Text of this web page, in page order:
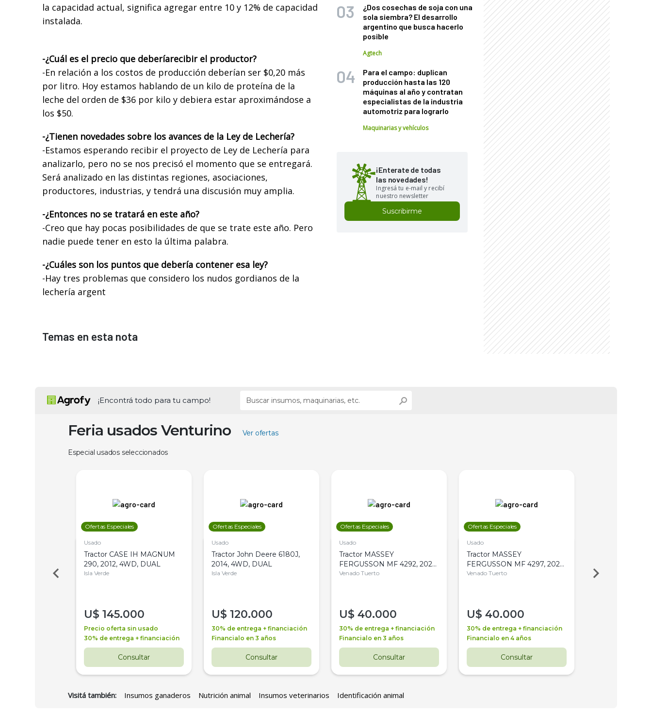
la capacidad actual, significa agregar entre 10 y 12% de capacidad
instalada.
-¿Cuál es el precio que deberíarecibir el productor?
-En relación a los costos de producción deberían ser $0,20 más
por litro. Hoy estamos hablando de un kilo de proteína de la
leche del orden de $36 por kilo y debiera estar aproximándose a
los $50.
-¿Tienen novedades sobre los avances de la Ley de Lechería?
-Estamos esperando recibir el proyecto de Ley de Lechería para
analizarlo, pero no se nos precisó el momento que se entregará.
Será analizado en las distintas regiones, asociaciones,
productores, industrias, y tendrá una discusión muy amplia.
-¿Entonces no se tratará en este año?
-Creo que hay pocas posibilidades de que se trate este año. Pero
nadie puede tener en esto la última palabra.
-¿Cuáles son los puntos que debería contener esa ley?
-Hay tres problemas que considero los nudos gordianos de la
lechería argent
¿Dos cosechas de soja con una
sola siembra? El desarrollo
argentino que busca hacerlo
posible
Agtech
Para el campo: duplican
producción hasta las 120
máquinas al año y contratan
especialistas de la industria
automotriz para lograrlo
Maquinarias y vehículos
¡Enterate de todas
las novedades!
Ingresá tu e-mail y recibí
nuestro newsletter
Suscribirme
Temas en esta nota
¡Encontrá todo para tu campo!
Feria usados Venturino Ver ofertas
Especial usados seleccionados
Ofertas Especiales
Usado
Tractor CASE IH MAGNUM
290, 2012, 4WD, DUAL
Isla Verde
U$ 145.000
Precio oferta sin usado
30% de entrega + financiación
Consultar
Ofertas Especiales
Usado
Tractor John Deere 6180J,
2014, 4WD, DUAL
Isla Verde
U$ 120.000
30% de entrega + financiación
Financialo en 3 años
Consultar
Ofertas Especiales
Usado
Tractor MASSEY
FERGUSSON MF 4292, 2020,
4WD, PATON
Venado Tuerto
U$ 40.000
30% de entrega + financiación
Financialo en 3 años
Consultar
Ofertas Especiales
Usado
Tractor MASSEY
FERGUSSON MF 4297, 2020,
4WD, PATON
Venado Tuerto
U$ 40.000
30% de entrega + financiación
Financialo en 4 años
Consultar
Venado Tuerto
Visitá también: Insumos ganaderos Nutrición animal Insumos veterinarios Identificación animal